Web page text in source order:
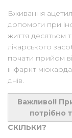
Вживання
допомоги при
життя десятьом
лікарського
почати прийом
інфаркт
днів.
Важливо!!
потрібно
СКІЛЬКИ?